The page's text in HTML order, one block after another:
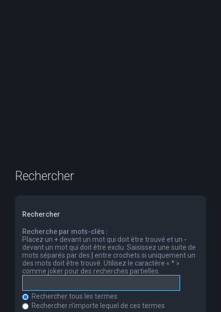
Rechercher
Rechercher
Recherche par mots-clés :
Placez un + devant un mot qui doit être trouvé et un -
devant un mot qui doit être exclu. Saisissez une suite de
mots séparés par des
entre crochets si uniquement un
des mots doit être trouvé. Utilisez le caractère « * »
comme joker pour des recherches partielles.
Rechercher tous les termes
Rechercher n’importe lequel de ces termes